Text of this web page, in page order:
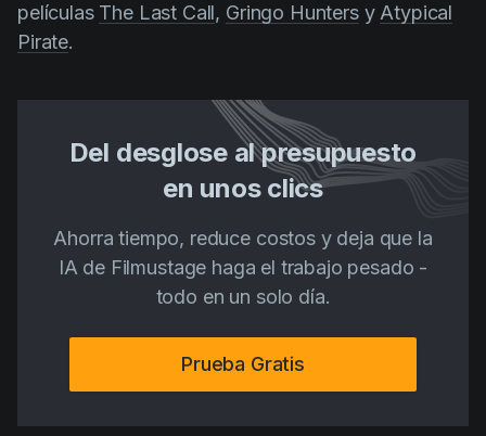
películas The Last Call, Gringo Huntersy Atypical
Pirate.
Del desglose al presupuesto
en unos clics
Ahorra tiempo, reduce costos y deja que la
IA de Filmustage haga el trabajo pesado -
todo en un solo día.
Prueba Gratis